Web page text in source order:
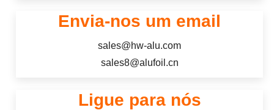
Envia-nos um email
sales@hw-alu.com
sales8@alufoil.cn
Ligue para nós